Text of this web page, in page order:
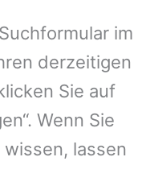
im
derzeitigen
Sie auf
Wenn Sie
lassen